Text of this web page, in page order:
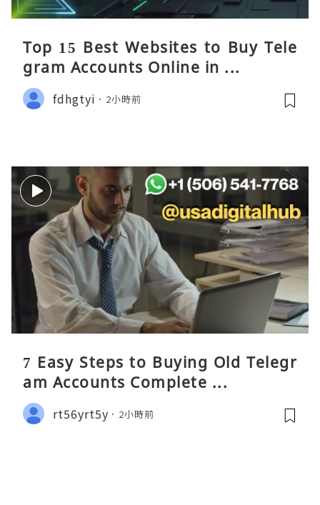
Top 15 Best Websites to Buy Tele
gram Accounts Online in ...
fdhgtyi 2小時前
7 Easy Steps to Buying Old Telegr
am Accounts Complete ...
rt56yrt5y 2小時前